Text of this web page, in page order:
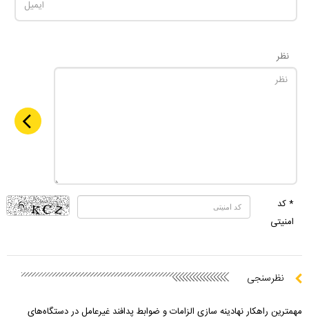
نظر
* کد
امنیتی
نظرسنجی
مهمترین راهکار نهادینه سازی الزامات و ضوابط پدافند غیرعامل در دستگاه‌های